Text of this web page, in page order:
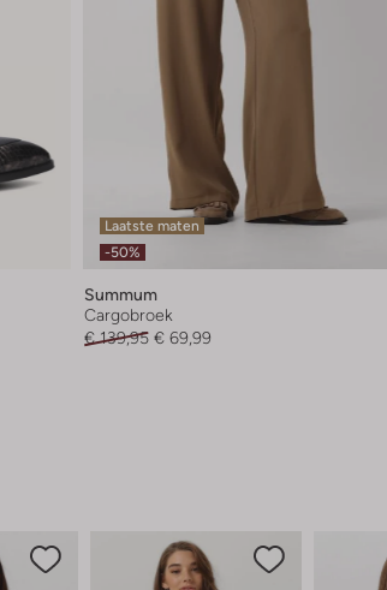
Laatste maten
-50%
Summum
Cargobroek
€ 139,95 € 69,99